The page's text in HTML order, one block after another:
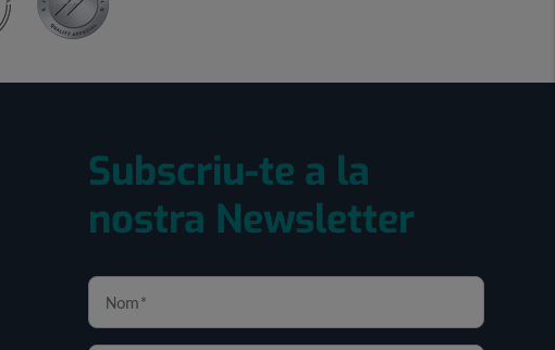
Subscriu-te a la
nostra Newsletter